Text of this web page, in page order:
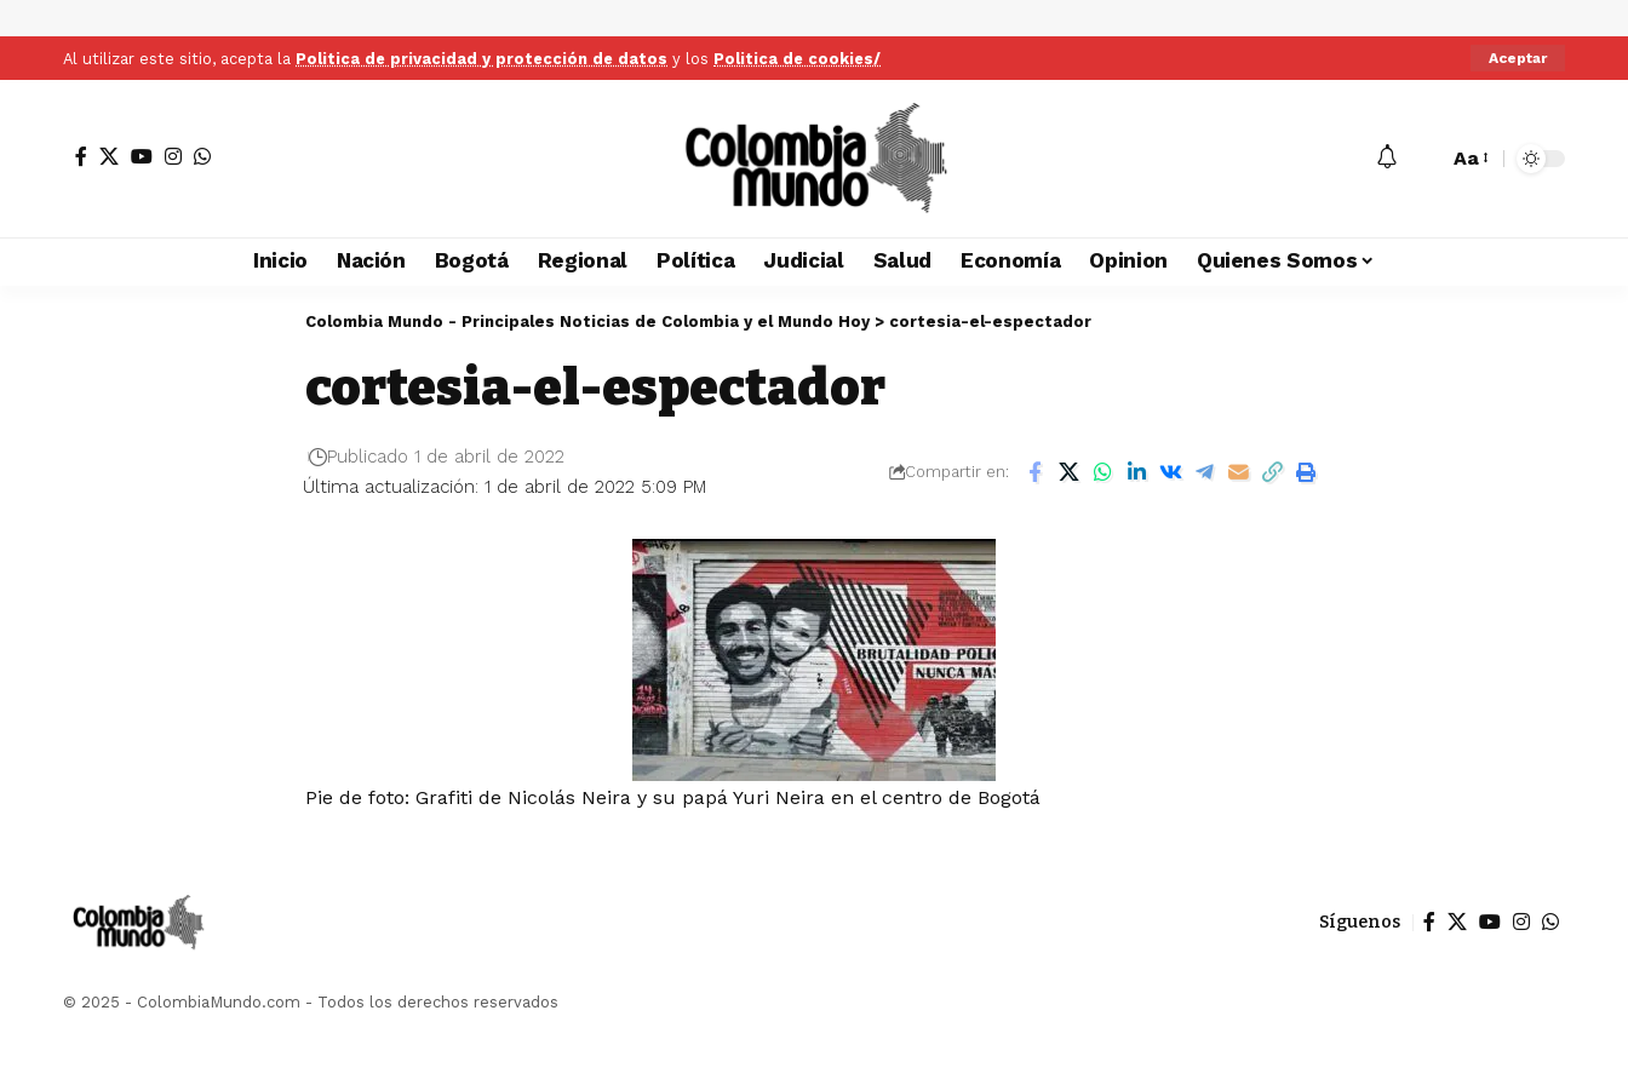
Al utilizar este sitio, acepta la Politica de privacidad y protección de datos y los Politica de cookies/ Aceptar
Aa
Inicio Nación Bogotá Regional Política Judicial Salud Economía Opinion Quienes Somos
Colombia Mundo - Principales Noticias de Colombia y el Mundo Hoy> cortesia-el-espectador
cortesia-el-espectador
Última actualización: 1 de abril de 2022 5:09 PM
Publicado 1 de abril de 2022
Compartir en:
Pie de foto: Grafiti de Nicolás Neira y su papá Yuri Neira en el centro de Bogotá
Síguenos
© 2025 - ColombiaMundo.com - Todos los derechos reservados